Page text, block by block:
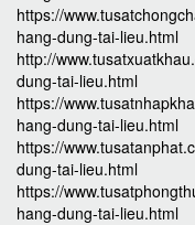
https://
hang-dung-tai-lieu.html
http://
dung-tai-lieu.html
https://
hang-dung-tai-lieu.html
https://
dung-tai-lieu.html
https://
hang-dung-tai-lieu.html